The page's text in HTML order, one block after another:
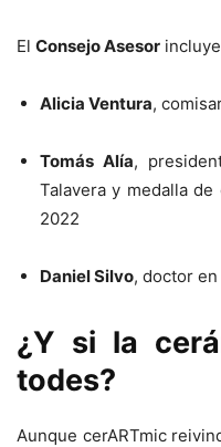
El Consejo Asesor
Alicia Ventura,
Tomás Alía,
Talavera y medalla
2022
Daniel Silvo, doctor
¿Y si la
todes?
Aunque cerARTmic